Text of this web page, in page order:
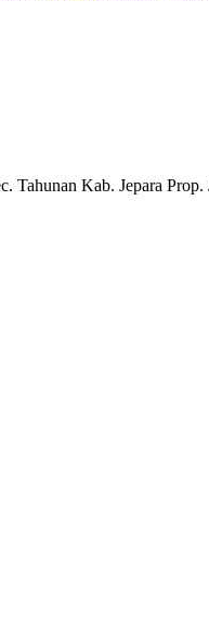
Tahunan Kab. Jepara Prop.